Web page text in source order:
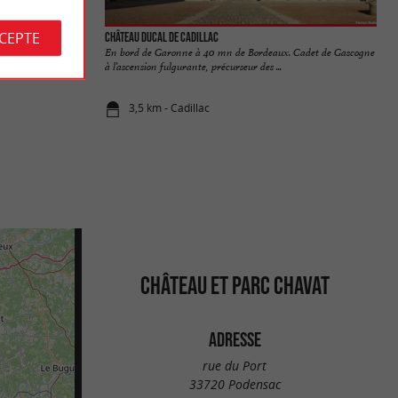
dans le pur
Château Ducal de Cadillac
En bord de Garonne à 40 mn de Bordeaux. Cadet de Gascogne
à l’ascension fulgurante, précurseur des ...
3,5 km - Cadillac
CHÂTEAU ET PARC CHAVAT
ADRESSE
rue du Port
33720 Podensac